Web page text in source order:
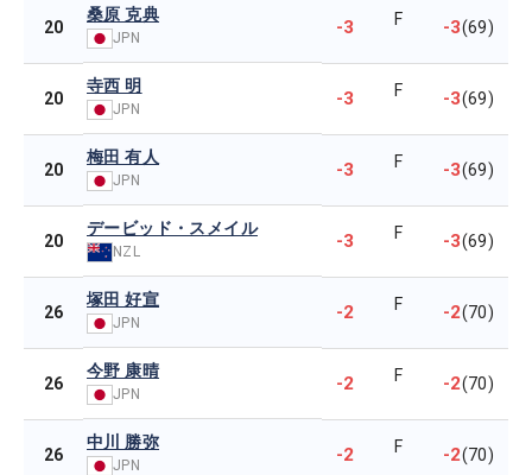
20
桑原 克典
JPN -3 F -3(69)
20
寺西 明
JPN -3 F -3(69)
20
梅田 有人
JPN -3 F -3(69)
20
デービッド・スメイル
NZL -3 F -3(69)
26
塚田 好宣
JPN -2 F -2(70)
26
今野 康晴
JPN -2 F -2(70)
26
中川 勝弥
JPN -2 F -2(70)